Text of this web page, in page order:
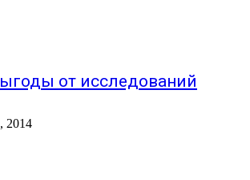
от исследований
2014